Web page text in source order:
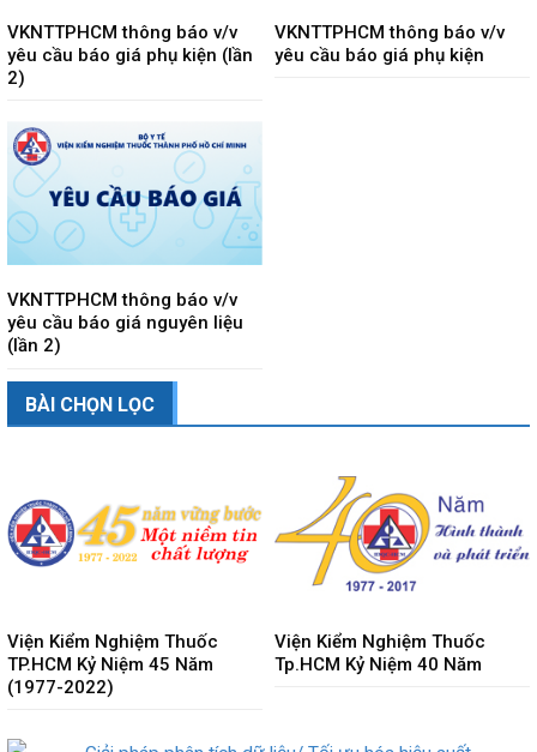
VKNTTPHCM thông báo v/v
yêu cầu báo giá phụ kiện (lần
2)
VKNTTPHCM thông báo v/v
yêu cầu báo giá phụ kiện
VKNTTPHCM thông báo v/v
yêu cầu báo giá nguyên liệu
(lần 2)
BÀI CHỌN LỌC
Viện Kiểm Nghiệm Thuốc
TP.HCM Kỷ Niệm 45 Năm
(1977-2022)
Viện Kiểm Nghiệm Thuốc
Tp.HCM Kỷ Niệm 40 Năm